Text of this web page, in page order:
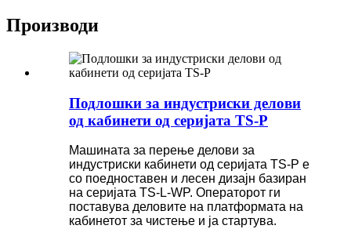
Производи
Подлошки за индустриски делови
од кабинети од серијата TS-P
Машината за перење делови за
индустриски кабинети од серијата TS-P е
со поедноставен и лесен дизајн базиран
на серијата TS-L-WP. Операторот ги
поставува деловите на платформата на
кабинетот за чистење и ја стартува.